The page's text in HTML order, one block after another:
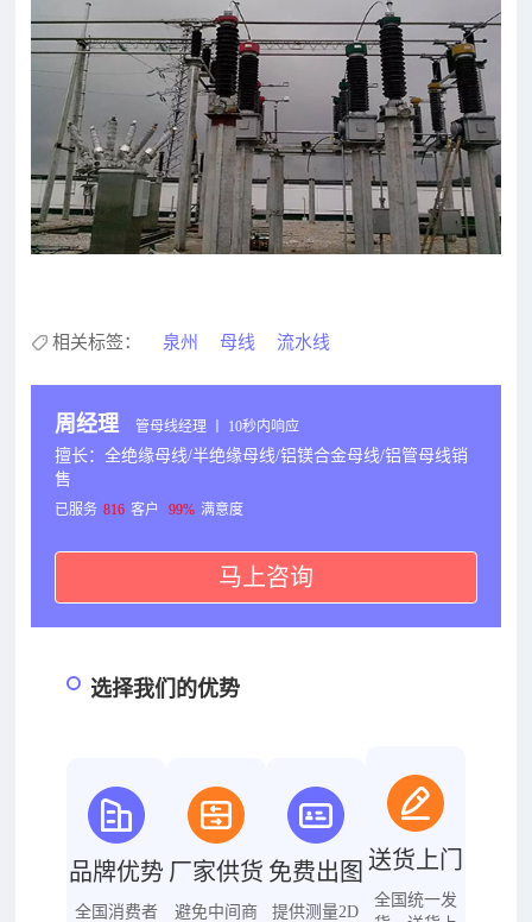
相关标签： 泉州 母线 流水线
周经理 管母线经理 丨 10秒内响应
擅长：全绝缘母线/半绝缘母线/铝镁合金母线/铝管母线销
售
已服务 816 客户 99% 满意度
马上咨询
选择我们的优势
品牌优势
全国消费者
厂家供货
避免中间商
免费出图
提供测量2D
送货上门
全国统一发